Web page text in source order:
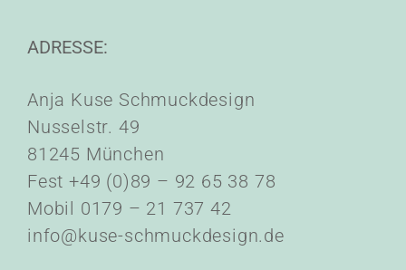
ADRESSE:
Anja Kuse Schmuckdesign
Nusselstr. 49
81245 München
Fest +49 (0)89 – 92 65 38 78
Mobil 0179 – 21 737 42
info@kuse-schmuckdesign.de